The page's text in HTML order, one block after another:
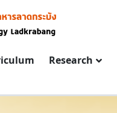
Research